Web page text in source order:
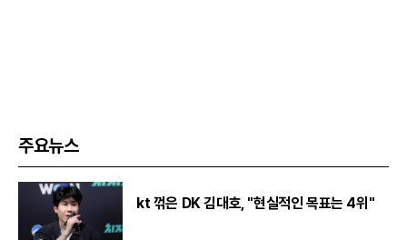
주요뉴스
kt 꺾은 DK 김대호, "현실적인 목표는 4위"